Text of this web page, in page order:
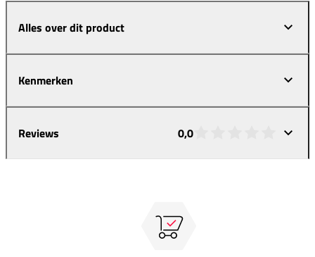
Alles over dit product
Kenmerken
Reviews 0,0